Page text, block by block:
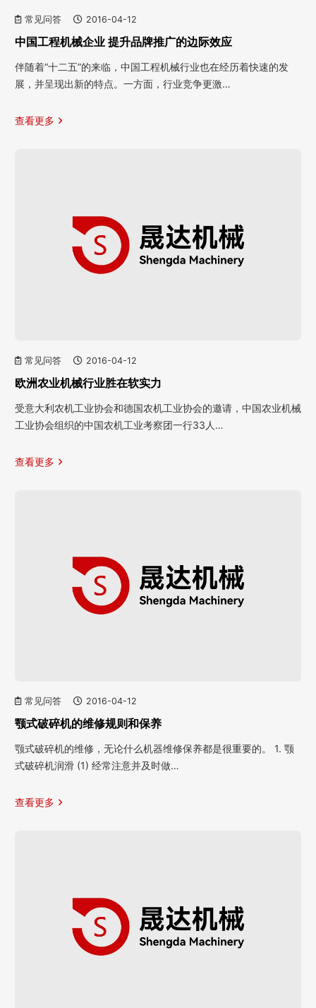
常见问答 2016-04-12
中国工程机械企业 提升品牌推广的边际效应
伴随着“十二五”的来临，中国工程机械行业也在经历着快速的发
展，并呈现出新的特点。一方面，行业竞争更激…
查看更多
常见问答 2016-04-12
欧洲农业机械行业胜在软实力
受意大利农机工业协会和德国农机工业协会的邀请，中国农业机械
工业协会组织的中国农机工业考察团一行33人…
查看更多
常见问答 2016-04-12
颚式破碎机的维修规则和保养
颚式破碎机的维修，无论什么机器维修保养都是很重要的。 1. 颚
式破碎机润滑 (1) 经常注意并及时做…
查看更多